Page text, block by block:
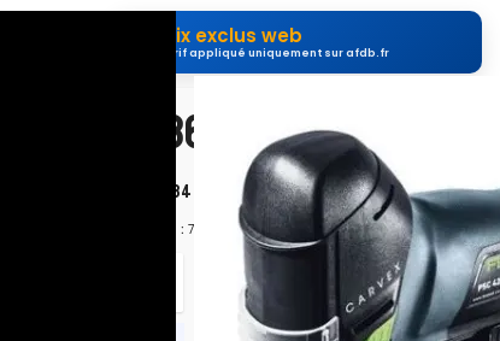
Prix exclus web
Tarif appliqué uniquement sur afdb.fr
1 736,12 €H.T. + ecopart 0,53 € H.T.
2 083,34 € + ecopart 0,64 € TTC
Chrono : 765778